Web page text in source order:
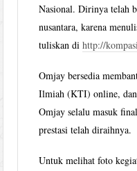
Nasional. Dirinya telah
nusantara, karena
tuliskan dihttp://
Omjay bersedia
Ilmiah (KTI) online,
Omjay selalu masuk
prestasi telah diraihnya.
Untuk melihat foto